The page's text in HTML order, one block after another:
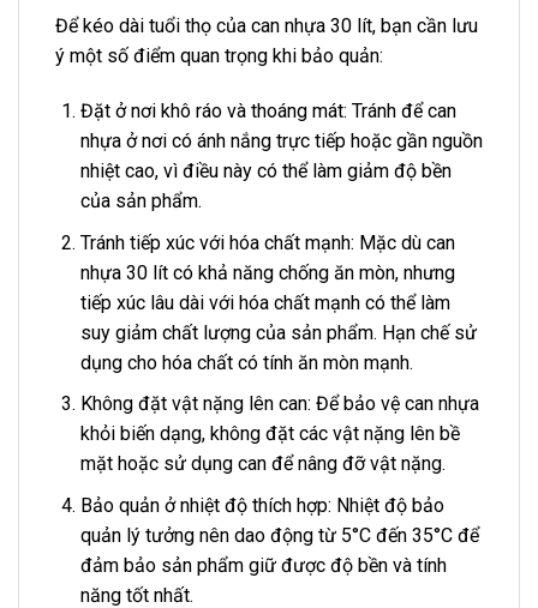
Để kéo dài tuổi thọ của can nhựa 30 lít, bạn cần lưu
ý một số điểm quan trọng khi bảo quản:
Đặt ở nơi khô ráo và thoáng mát: Tránh để can
nhựa ở nơi có ánh nắng trực tiếp hoặc gần nguồn
nhiệt cao, vì điều này có thể làm giảm độ bền
của sản phẩm.
Tránh tiếp xúc với hóa chất mạnh: Mặc dù can
nhựa 30 lít có khả năng chống ăn mòn, nhưng
tiếp xúc lâu dài với hóa chất mạnh có thể làm
suy giảm chất lượng của sản phẩm. Hạn chế sử
dụng cho hóa chất có tính ăn mòn mạnh.
Không đặt vật nặng lên can: Để bảo vệ can nhựa
khỏi biến dạng, không đặt các vật nặng lên bề
mặt hoặc sử dụng can để nâng đỡ vật nặng.
Bảo quản ở nhiệt độ thích hợp: Nhiệt độ bảo
quản lý tưởng nên dao động từ 5°C đến 35°C để
đảm bảo sản phẩm giữ được độ bền và tính
năng tốt nhất.